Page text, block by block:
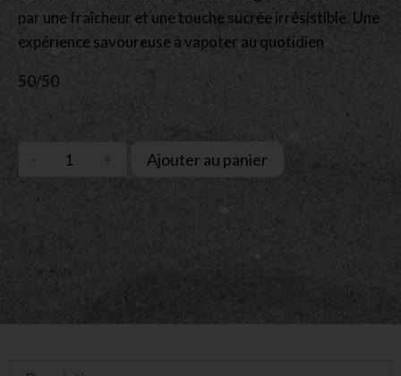
par une fraîcheur et une touche sucrée irrésistible. Une
expérience savoureuse à vapoter au quotidien
50/50
Ajouter au panier